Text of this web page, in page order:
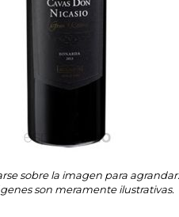
sobre la imagen para agrandar.
son meramente ilustrativas.